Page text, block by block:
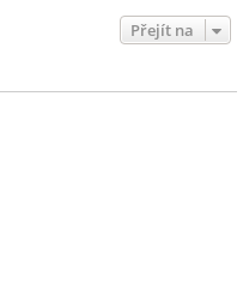
Přejít na